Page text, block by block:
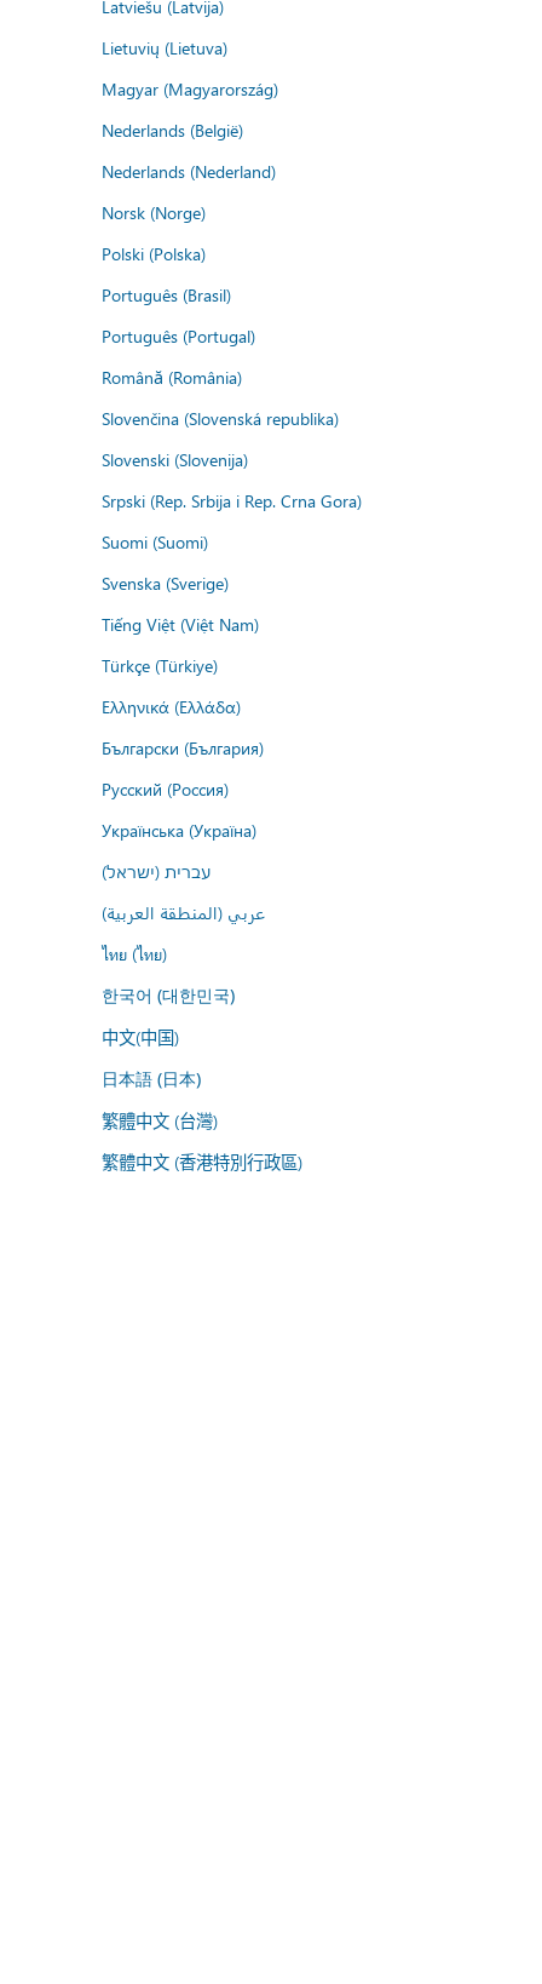
Latviešu (Latvija)
Lietuvių (Lietuva)
Magyar (Magyarország)
Nederlands (België)
Nederlands (Nederland)
Norsk (Norge)
Polski (Polska)
Português (Brasil)
Português (Portugal)
Română (România)
Slovenčina (Slovenská republika)
Slovenski (Slovenija)
Srpski (Rep. Srbija i Rep. Crna Gora)
Suomi (Suomi)
Svenska (Sverige)
Tiếng Việt (Việt Nam)
Türkçe (Türkiye)
Ελληνικά (Ελλάδα)
Български (България)
Русский (Россия)
Українська (Україна)
עברית (ישראל)
عربي (المنطقة العربية)
ไทย (ไทย)
한국어 (대한민국)
中文(中国)
日本語 (日本)
繁體中文 (台灣)
繁體中文 (香港特別行政區)